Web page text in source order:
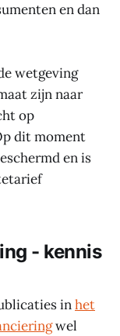
en dan
wetgeving
zijn naar
op
dit moment
en is
- kennis
inhet
wel